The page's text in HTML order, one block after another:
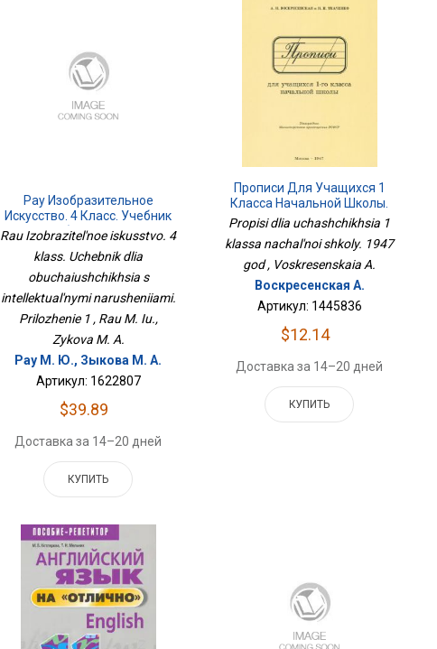
Рау Изобразительное
Искусство. 4 Класс. Учебник
Для Обучающихся С
Нарушениями. Приложение 1
Rau Izobrazitel'noe iskusstvo. 4
klass. Uchebnik dlia
obuchaiushchikhsia s
intellektual'nymi narusheniiami.
Prilozhenie 1 , Rau M. Iu.,
Zykova M. A.
Рау М. Ю., Зыкова М. А.
Артикул: 1622807
$39.89
Доставка за 14–20 дней
КУПИТЬ
Прописи Для Учащихся 1
Класса Начальной Школы.
1947 Год
Propisi dlia uchashchikhsia 1
klassa nachal'noi shkoly. 1947
god , Voskresenskaia A.
Воскресенская А.
Артикул: 1445836
$12.14
Доставка за 14–20 дней
КУПИТЬ